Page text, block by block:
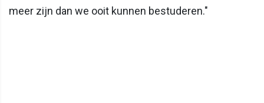
meer zijn dan we ooit kunnen bestuderen."